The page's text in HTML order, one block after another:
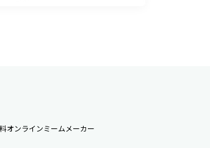
オンラインミームメーカー